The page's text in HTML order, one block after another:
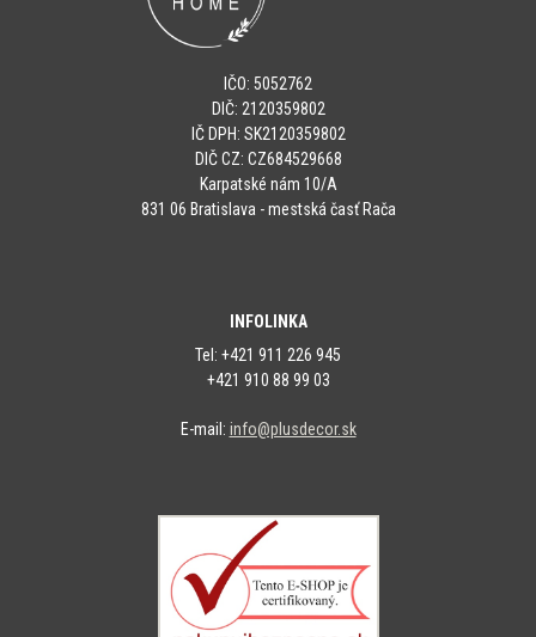
IČO: 5052762
DIČ: 2120359802
IČ DPH: SK2120359802
DIČ CZ: CZ684529668
Karpatské nám 10/A
831 06 Bratislava - mestská časť Rača
INFOLINKA
Tel: +421 911 226 945
+421 910 88 99 03
E-mail: info@plusdecor.sk